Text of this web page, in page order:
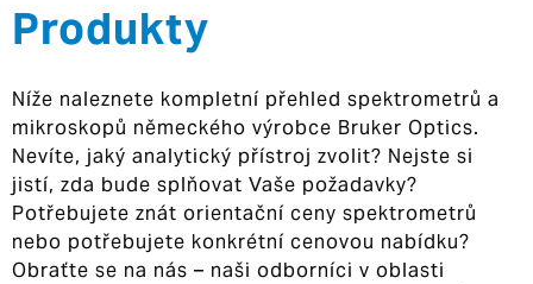
|
Hrvatska
Produkty
Níže naleznete kompletní přehled spektrometrů a
mikroskopů německého výrobce Bruker Optics.
Nevíte, jaký analytický přístroj zvolit? Nejste si
jistí, zda bude splňovat Vaše požadavky?
Potřebujete znát orientační ceny spektrometrů
nebo potřebujete konkrétní cenovou nabídku?
Obraťte se na nás – naši odborníci v oblasti